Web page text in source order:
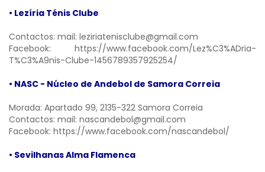
• Lezíria Ténis Clube
Contactos: mail: leziriatenisclube@gmail.com
Facebook: https://www.facebook.com/Lez%C3%ADria-
T%C3%A9nis-Clube-1456789357925254/
• NASC - Núcleo de Andebol de Samora Correia
Morada: Apartado 99, 2135-322 Samora Correia
Contactos: mail: nascandebol@gmail.com
Facebook: https://www.facebook.com/nascandebol/
• Sevilhanas Alma Flamenca